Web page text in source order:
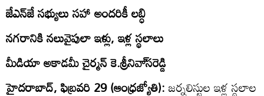
జేఎన్‌జే సభ్యులు సహా అందరికీ లబ్ధి
నగరానికి నలువైపులా ఇళ్లు, ఇళ్ల స్థలాలు
మీడియా అకాడమీ చైర్మన్‌ కె.శ్రీనివా్‌సరెడ్డి
హైదరాబాద్‌, ఫిబ్రవరి 29 (ఆంధ్రజ్యోతి):జర్నలిస్టుల ఇళ్ల స్థలాల